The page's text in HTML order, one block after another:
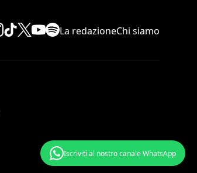
Iscriviti al nostro canale WhatsApp
La redazioneChi siamo